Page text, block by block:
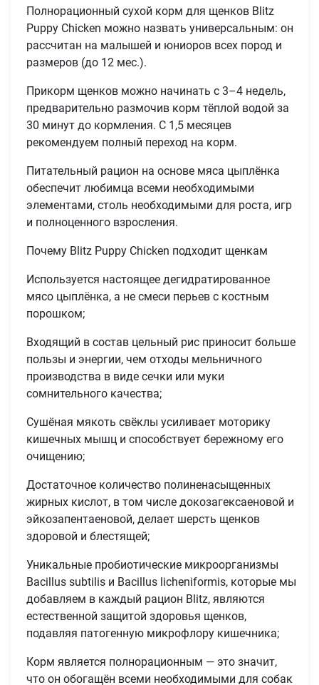
Полнорационный сухой корм для щенков Blitz
Puppy Chicken можно назвать универсальным: он
рассчитан на малышей и юниоров всех пород и
размеров (до 12 мес.).
Прикорм щенков можно начинать с 3–4 недель,
предварительно размочив корм тёплой водой за
30 минут до кормления. С 1,5 месяцев
рекомендуем полный переход на корм.
Питательный рацион на основе мяса цыплёнка
обеспечит любимца всеми необходимыми
элементами, столь необходимыми для роста, игр
и полноценного взросления.
Почему Blitz Puppy Chicken подходит щенкам
Используется настоящее дегидратированное
мясо цыплёнка, а не смеси перьев с костным
порошком;
Входящий в состав цельный рис приносит больше
пользы и энергии, чем отходы мельничного
производства в виде сечки или муки
сомнительного качества;
Сушёная мякоть свёклы усиливает моторику
кишечных мышц и способствует бережному его
очищению;
Достаточное количество полиненасыщенных
жирных кислот, в том числе докозагексаеновой и
эйкозапентаеновой, делает шерсть щенков
здоровой и блестящей;
Уникальные пробиотические микроорганизмы
Bacillus subtilis и Bacillus licheniformis, которые мы
добавляем в каждый рацион Blitz, являются
естественной защитой здоровья щенков,
подавляя патогенную микрофлору кишечника;
Корм является полнорационным — это значит,
что он обогащён всеми необходимыми для собак
Телефон